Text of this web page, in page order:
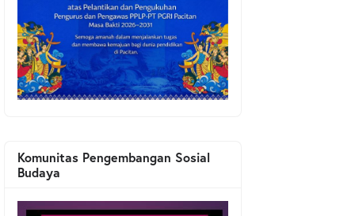
Komunitas Pengembangan Sosial
Budaya